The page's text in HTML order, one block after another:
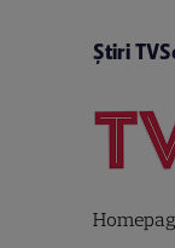
Știri TV